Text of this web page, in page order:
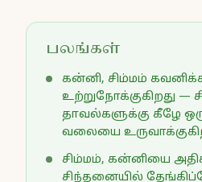
பலங்கள்
கன்னி, சிம்மம்
உற்றுநோக்குகிறது —
தாவல்களுக்கு கீழே ஒரு
வலையை
சிம்மம், கன்னியை
சிந்தனையில்